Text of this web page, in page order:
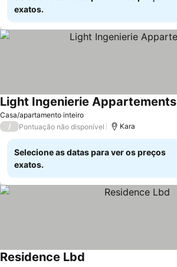
exatos.
Casa/apartamento inteiro
Light Ingenierie Appartements
/ Pontuação não disponível Kara
Selecione as datas para ver os preços
exatos.
Residence Lbd